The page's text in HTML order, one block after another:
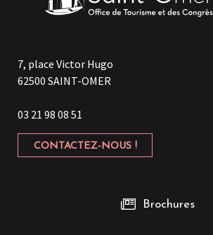
7, place Victor Hugo
62500 SAINT-OMER
03 21 98 08 51
CONTACTEZ-NOUS !
Brochures